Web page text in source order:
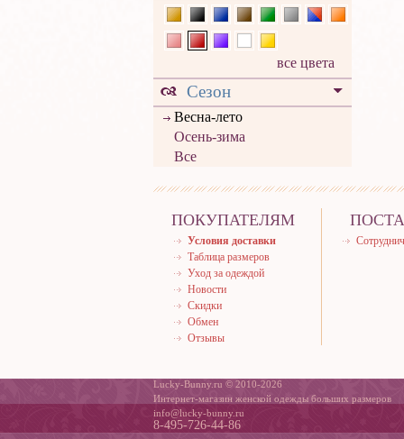
все цвета
Сезон
Весна-лето
Осень-зима
Все
ПОКУПАТЕЛЯМ
Условия доставки
Таблица размеров
Уход за одеждой
Новости
Скидки
Обмен
Отзывы
Lucky-Bunny.ru © 2010-2026
Интернет-магазин женской одежды больших размеров
info@lucky-bunny.ru
8-495-726-44-86